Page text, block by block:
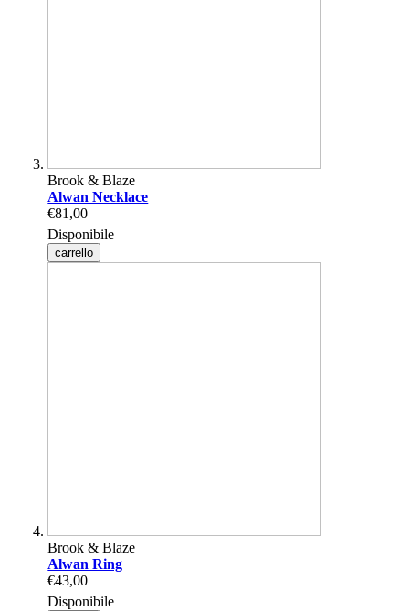
Brook & Blaze
Alwan Necklace
€81,00
Disponibile
carrello
Brook & Blaze
Alwan Ring
€43,00
Disponibile